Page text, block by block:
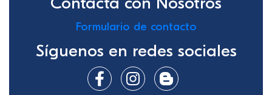
Formulario de contacto
Síguenos en redes sociales